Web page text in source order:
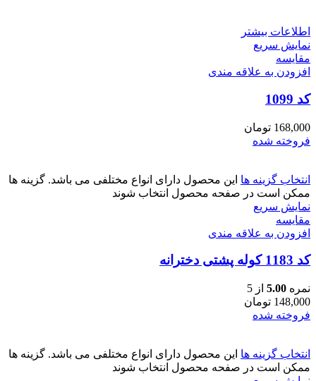
اطلاعات بیشتر
نمایش سریع
مقايسه
افزودن به علاقه مندی
کد 1099
168,000 تومان
فروخته شده
انتخاب گزینه ها این محصول دارای انواع مختلفی می باشد. گزینه ها
ممکن است در صفحه محصول انتخاب شوند
نمایش سریع
مقايسه
افزودن به علاقه مندی
کد 1183 کوله پشتی دخترانه
نمره 5.00 از 5
148,000 تومان
فروخته شده
انتخاب گزینه ها این محصول دارای انواع مختلفی می باشد. گزینه ها
ممکن است در صفحه محصول انتخاب شوند